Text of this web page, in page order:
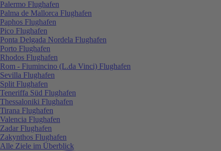
Palermo Flughafen
Palma de Mallorca Flughafen
Paphos Flughafen
Pico Flughafen
Ponta Delgada Nordela Flughafen
Porto Flughafen
Rhodos Flughafen
Rom - Fiumincino (L.da Vinci) Flughafen
Sevilla Flughafen
Split Flughafen
Teneriffa Süd Flughafen
Thessaloniki Flughafen
Tirana Flughafen
Valencia Flughafen
Zadar Flughafen
Zakynthos Flughafen
Alle Ziele im Überblick